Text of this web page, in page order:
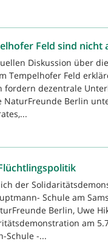
Feld sind nicht
Diskussion über
Tempelhofer Feld
fordern dezentrale
NaturFreunde Berlin
der
Schule am
Berlin, Uwe
am
Schule -...